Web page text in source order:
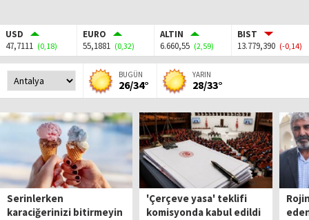
USD
47,7111 (0,18)
EURO
55,1881 (0,32)
ALTIN
6.660,55 (2,59)
BIST
13.779,390 (-0,14)
BUGÜN
26/34°
YARIN
28/33°
Serinlerken
karaciğerinizi bitirmeyin
'Çerçeve yasa' teklifi
komisyonda kabul edildi